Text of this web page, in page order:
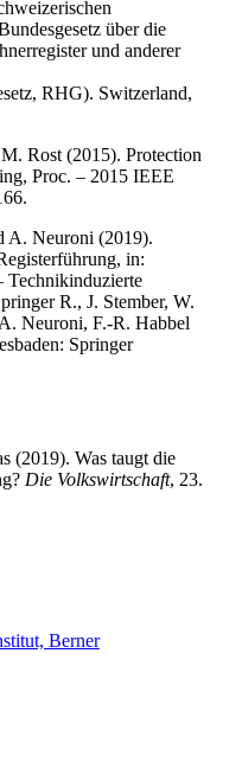
über die
und anderer
RHG). Switzerland,
Rost (2015). Protection
Proc. – 2015 IEEE
A. Neuroni (2019).
in:
Technikinduzierte
R., J. Stember, W.
Neuroni, F.-R. Habbel
Springer
(2019). Was taugt die
Die Volkswirtschaft, 23.
Berner